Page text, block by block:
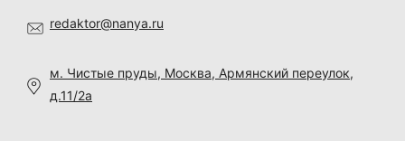
redaktor@nanya.ru
м. Чистые пруды, Москва, Армянский переулок,
д.11/2а